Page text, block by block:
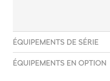
ÉQUIPEMENTS DE SÉRIE
ÉQUIPEMENTS EN OPTION